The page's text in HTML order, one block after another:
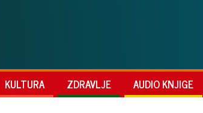
KULTURA ZDRAVLJE AUDIO KNJIGE